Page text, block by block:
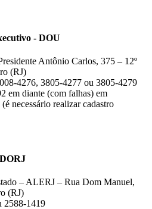
- DOU
Antônio Carlos, 375 – 12º
(RJ)
4276, 3805-4277 ou 3805-4279
em diante (com falhas) em
(é necessário realizar cadastro
– ALERJ – Rua Dom Manuel,
(RJ)
2588-1419